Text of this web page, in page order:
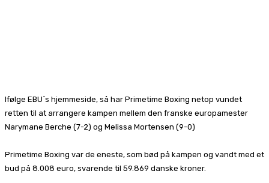
Ifølge EBU´s hjemmeside, så har Primetime Boxing netop vundet
retten til at arrangere kampen mellem den franske europamester
Narymane Berche (7-2) og Melissa Mortensen (9-0)
Primetime Boxing var de eneste, som bød på kampen og vandt med et
bud på 8.008 euro, svarende til 59.869 danske kroner.